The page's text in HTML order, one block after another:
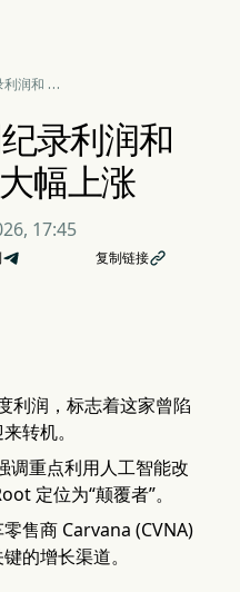
润和 AI
录利润和
幅上涨
17:45
复制链接
利润，标志着这家曾陷
转机。
调重点利用人工智能改
定位为“颠覆者”。
售商 Carvana (CVNA)
的增长渠道。